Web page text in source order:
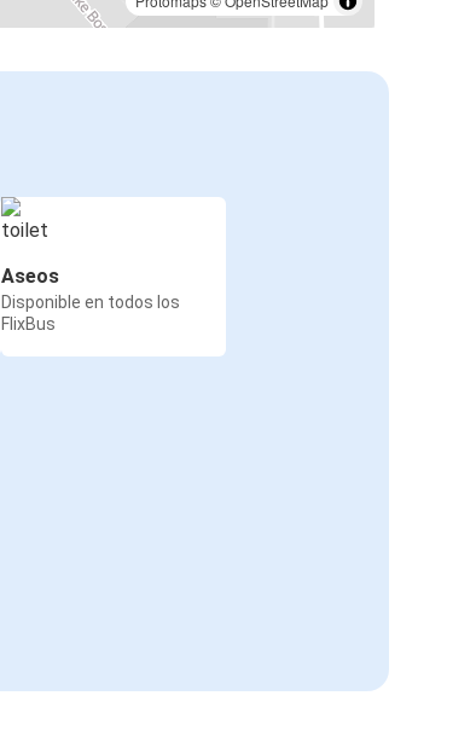
Aseos
Disponible en todos los
FlixBus